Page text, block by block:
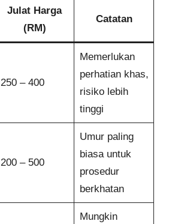
Julat Harga
(RM)
Catatan
250 – 400
Memerlukan
perhatian khas,
risiko lebih
tinggi
200 – 500
Umur paling
biasa untuk
prosedur
berkhatan
Mungkin